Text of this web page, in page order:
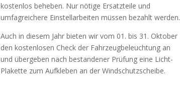
kostenlos beheben. Nur nötige Ersatzteile und
umfagreichere Einstellarbeiten müssen bezahlt werden.
Auch in diesem Jahr bieten wir vom 01. bis 31. Oktober
den kostenlosen Check der Fahrzeugbeleuchtung an
und übergeben nach bestandener Prüfung eine Licht-
Plakette zum Aufkleben an der Windschutzscheibe.